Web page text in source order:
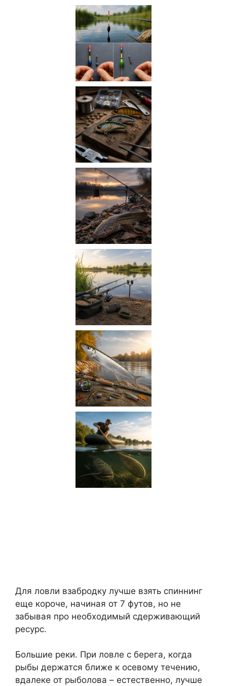
Для ловли взабродку лучше взять спиннинг
еще короче, начиная от 7 футов, но не
забывая про необходимый сдерживающий
ресурс.
Большие реки. При ловле с берега, когда
рыбы держатся ближе к осевому течению,
вдалеке от рыболова – естественно, лучше